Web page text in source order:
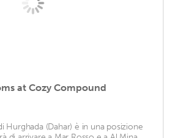
at Cozy Compound
Hurghada (Dahar) è in una posizione